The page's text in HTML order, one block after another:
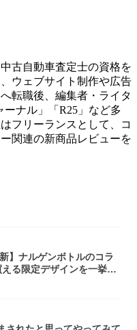
古自動車査定士の資格を
ウェブサイト制作や広告
転職後、編集者・ライタ
ーナル」「R25」など多
フリーランスとして、コ
関連の新商品レビューを
】ナルゲンボトルのコラ
る限定デザインを一挙紹